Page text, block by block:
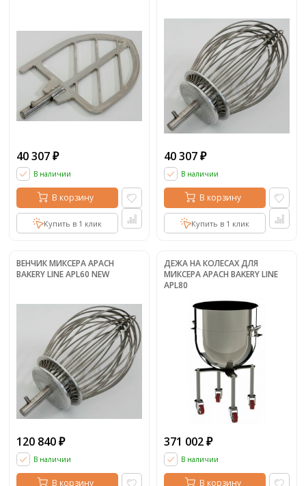
40 307 ₽
В наличии
В корзину
Купить в 1 клик
40 307 ₽
В наличии
В корзину
Купить в 1 клик
ВЕНЧИК МИКСЕРА APACH
BAKERY LINE APL60 NEW
120 840 ₽
В наличии
В корзину
ДЕЖА НА КОЛЕСАХ ДЛЯ
МИКСЕРА APACH BAKERY LINE
APL80
371 002 ₽
В наличии
В корзину